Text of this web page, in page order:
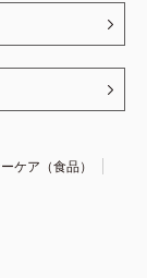
ケア（食品）